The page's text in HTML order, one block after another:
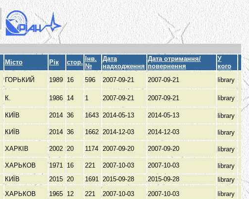
Місто Рік стор.
Інв.
№
Дата
надходження
Дата отримання/
повернення
У
кого
ГОРЬКИЙ 1989 16 596 2007-09-21 2007-09-21 library
К. 1986 14 1 2007-09-21 2007-09-21 library
КИЇВ 2014 36 1643 2014-05-13 2014-05-13 library
КИЇВ 2014 36 1662 2014-12-03 2014-12-03 library
ХАРКІВ 2002 20 1174 2007-09-20 2007-09-20 library
ХАРЬКОВ 1971 16 221 2007-10-03 2007-10-03
library
КИЇВ 2015 20 1691 2015-09-28 2015-09-28
library
ХАРЬКОВ 1965 12 221 2007-10-03 2007-10-03 library